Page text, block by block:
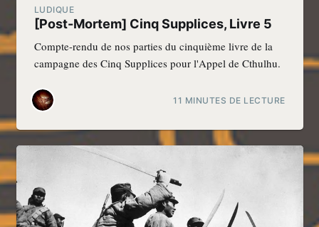
LUDIQUE
[Post-Mortem] Cinq Supplices, Livre 5
Compte-rendu de nos parties du cinquième livre de la
campagne des Cinq Supplices pour l'Appel de Cthulhu.
11 MINUTES DE LECTURE